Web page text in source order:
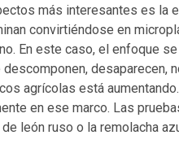
más interesantes es
convirtiéndose en
En este caso, el enfoque
desaparecen,
agrícolas está
en ese marco. Las
león ruso o la remolacha